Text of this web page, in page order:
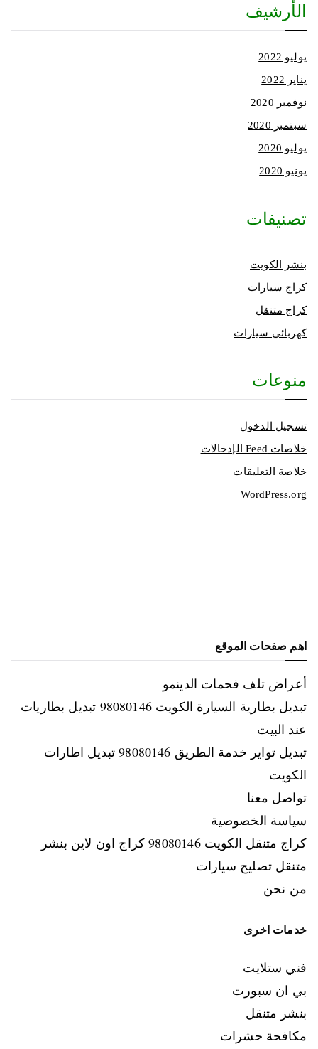
الأرشيف
يوليو 2022
يناير 2022
نوفمبر 2020
سبتمبر 2020
يوليو 2020
يونيو 2020
تصنيفات
بنشر الكويت
كراج سيارات
كراج متنقل
كهربائي سيارات
منوعات
تسجيل الدخول
خلاصات Feed الإدخالات
خلاصة التعليقات
WordPress.org
اهم صفحات الموقع
أعراض تلف فحمات الدينمو
تبديل بطارية السيارة الكويت 98080146‬ تبديل بطاريات
عند البيت
تبديل تواير خدمة الطريق 98080146‬ تبديل اطارات
الكويت
تواصل معنا
سياسة الخصوصية
كراج متنقل الكويت 98080146‬ كراج اون لاين بنشر
متنقل تصليح سيارات
من نحن
خدمات اخرى
فني ستلايت
بي ان سبورت
بنشر متنقل
مكافحة حشرات